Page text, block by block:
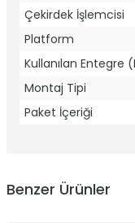
Çekirdek İşlemcisi
Platform
Kullanılan Entegre
Montaj Tipi
Paket İçeriği
Benzer Ürünler